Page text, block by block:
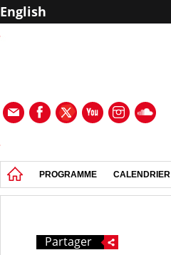
English
PROGRAMME CALENDRIER
Partager